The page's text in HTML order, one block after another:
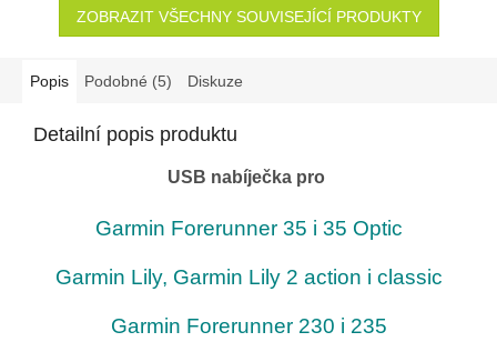
ZOBRAZIT VŠECHNY SOUVISEJÍCÍ PRODUKTY
Popis Podobné (5) Diskuze
Detailní popis produktu
USB nabíječka pro
Garmin Forerunner 35 i 35 Optic
Garmin Lily, Garmin Lily 2 action i classic
Garmin Forerunner 230 i 235